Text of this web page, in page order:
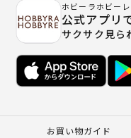
ホビーラホビーレ
公式アプリ
サクサク見ら
お買い物ガイド